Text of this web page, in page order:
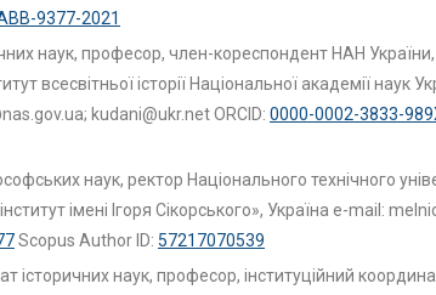
9377-2021
наук, професор, член-кореспондент НАН
всесвітньої історії Національної академії наук
kudani@ukr.net ORCID: 0000-0002-3833-
наук, ректор Національного технічного
імені Ігоря Сікорського», Україна e-mail:
Scopus Author ID: 57217070539
історичних наук, професор, інституційний